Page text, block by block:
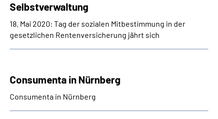
Selbstverwaltung
18. Mai 2020: Tag der sozialen Mitbestimmung in der
gesetzlichen Rentenversicherung jährt sich
Consumenta in Nürnberg
Consumenta in Nürnberg